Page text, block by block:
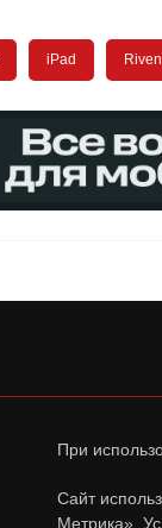
iPad Riven
При
Сайт
Метрика».